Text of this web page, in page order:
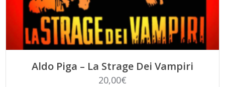
Aldo Piga – La Strage Dei Vampiri
20,00€